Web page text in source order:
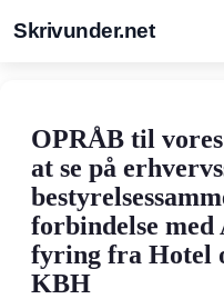
Skrivunder.net
OPRÅB til
at se på
forbindelse
fyring fra Hotel
KBH